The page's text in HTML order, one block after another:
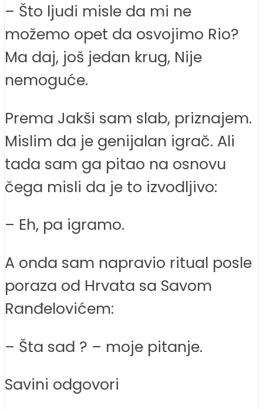
– Što ljudi misle da mi ne
možemo opet da osvojimo Rio?
Ma daj, još jedan krug, Nije
nemoguće.
Prema Jakši sam slab, priznajem.
Mislim da je genijalan igrač. Ali
tada sam ga pitao na osnovu
čega misli da je to izvodljivo:
– Eh, pa igramo.
A onda sam napravio ritual posle
poraza od Hrvata sa Savom
Ranđelovićem:
– Šta sad ? – moje pitanje.
Savini odgovori